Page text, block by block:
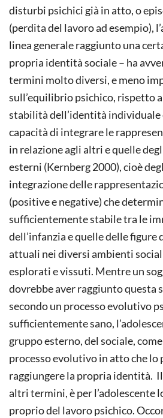
disturbi psichici già in atto, o
(perdita del lavoro ad esempio),
linea generale raggiunto una
propria identità sociale – ha
termini molto diversi, e meno
sull’equilibrio psichico, rispetto
stabilità dell’identità individuale
capacità di integrare le
in relazione agli altri e quelle
esterni (Kernberg 2000), cioè
integrazione delle
(positive e negative) che
sufficientemente stabile tra le
dell’infanzia e quelle delle figure
attuali nei diversi ambienti
esplorati e vissuti. Mentre un
dovrebbe aver raggiunto questa
secondo un processo evolutivo
sufficientemente sano,
gruppo esterno, del sociale,
processo evolutivo in atto che lo
raggiungere la propria identità.
altri termini, è per l’adolescente
proprio del lavoro psichico.